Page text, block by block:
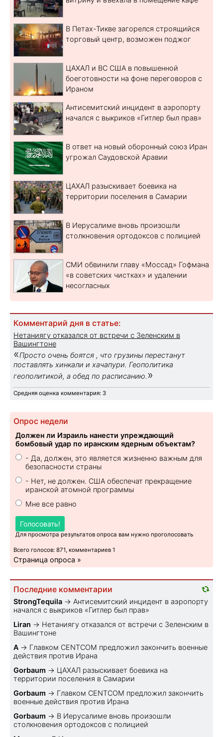
В Петах-Тикве загорелся строящийся
торговый центр, возможен поджог
ЦАХАЛ и ВС США в повышенной
боеготовности на фоне переговоров с
Ираном
Антисемитский инцидент в аэропорту
начался с выкриков «Гитлер был прав»
В ответ на новый оборонный союз Иран
угрожал Саудовской Аравии
ЦАХАЛ разыскивает боевика на
территории поселения в Самарии
В Иерусалиме вновь произошли
столкновения ортодоксов с полицией
СМИ обвинили главу «Моссад» Гофмана
«в советских чистках» и удалении
несогласных
Комментарий дня в статье:
Нетаниягу отказался от встречи с Зеленским в
Вашингтоне
«Просто очень боятся , что грузины перестанут
поставлять хинкали и хачапури. Геополитика
геополитикой, а обед по расписанию. »
Средняя оценка комментария: 3
Опрос недели
Должен ли Израиль нанести упреждающий
бомбовый удар по иранским ядерным объектам?
- Да, должен, это является жизненно важным для
безопасности страны
- Нет, не должен. США обеспечат прекращение
иранской атомной программы
Мне все равно
Голосовать!
Для просмотра результатов опроса вам нужно проголосовать
Всего голосов: 871, комментариев 1
Страница опроса »
Последние комментарии
StrongTequila → Антисемитский инцидент в аэропорту
начался с выкриков «Гитлер был прав»
Liran → Нетаниягу отказался от встречи с Зеленским в
Вашингтоне
A → Главком CENTCOM предложил закончить военные
действия против Ирана
Gorbaum → ЦАХАЛ разыскивает боевика на
территории поселения в Самарии
Gorbaum → Главком CENTCOM предложил закончить
военные действия против Ирана
Gorbaum → В Иерусалиме вновь произошли
столкновения ортодоксов с полицией